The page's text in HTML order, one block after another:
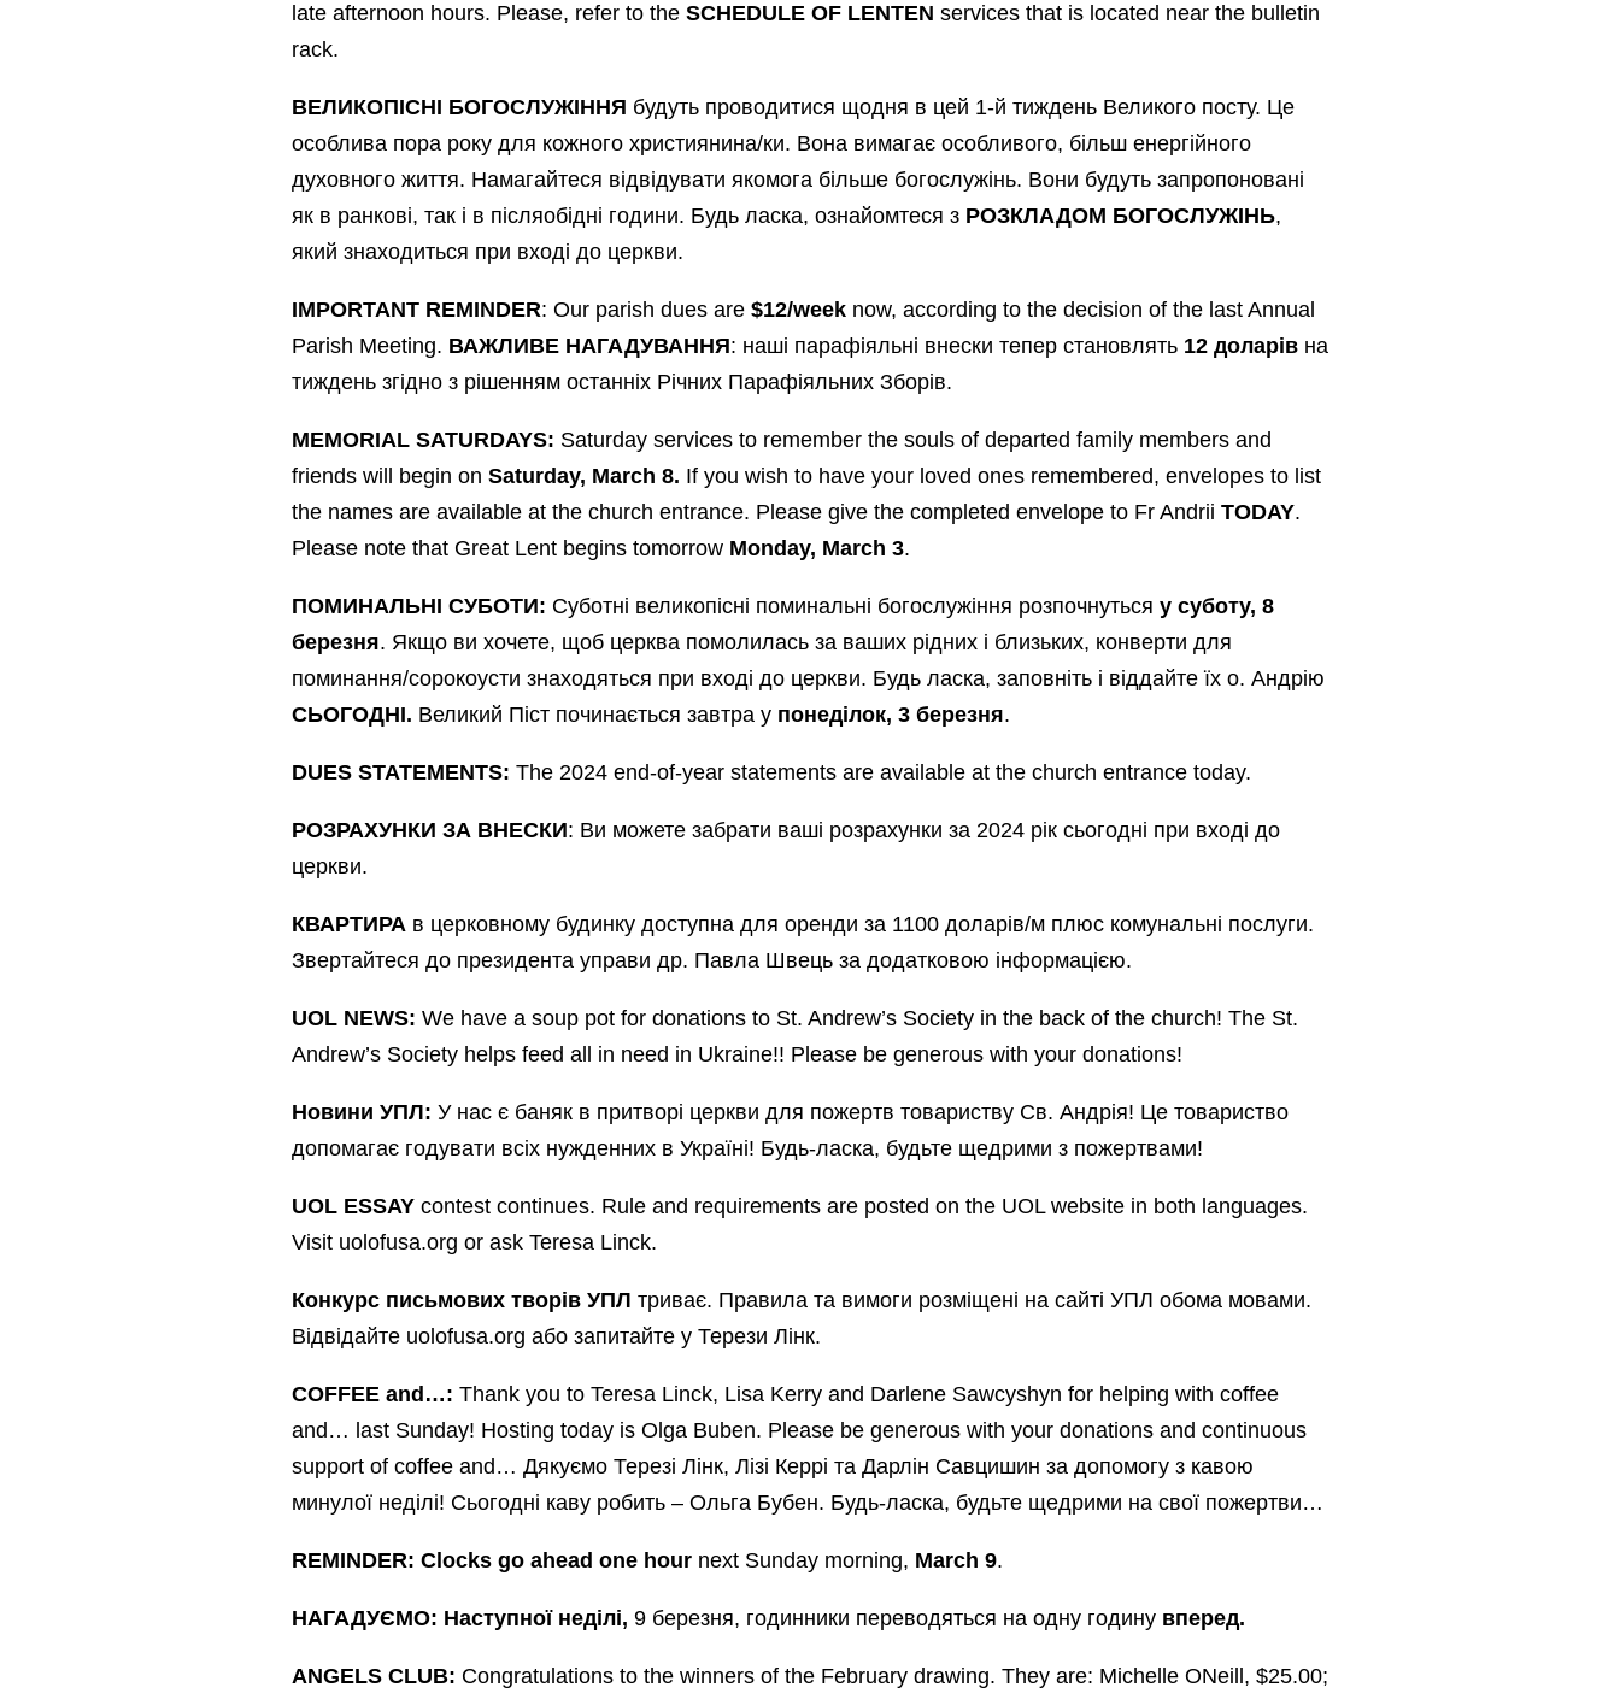
late afternoon hours. Please, refer to the SCHEDULE OF LENTEN services that is located near the bulletin
rack.
ВЕЛИКОПІСНІ БОГОСЛУЖІННЯ будуть проводитися щодня в цей 1-й тиждень Великого посту. Це
особлива пора року для кожного християнина/ки. Вона вимагає особливого, більш енергійного
духовного життя. Намагайтеся відвідувати якомога більше богослужінь. Вони будуть запропоновані
як в ранкові, так і в післяобідні години. Будь ласка, ознайомтеся з РОЗКЛАДОМ БОГОСЛУЖІНЬ,
який знаходиться при вході до церкви.
IMPORTANT REMINDER: Our parish dues are $12/week now, according to the decision of the last Annual
Parish Meeting. ВАЖЛИВЕ НАГАДУВАННЯ: наші парафіяльні внески тепер становлять 12 доларівна
тиждень згідно з рішенням останніх Pічних Парафіяльних Зборів.
MEMORIAL SATURDAYS: Saturday services to remember the souls of departed family members and
friends will begin on Saturday, March 8. If you wish to have your loved ones remembered, envelopes to list
the names are available at the church entrance. Please give the completed envelope to Fr Andrii TODAY.
Please note that Great Lent begins tomorrow Monday, March 3.
ПОМИНАЛЬНІ СУБОТИ: Суботні великопісні поминальні богослужіння розпочнуться у суботу, 8
березня. Якщо ви хочете, щоб церква помолилась за ваших рідних і близьких, конверти для
поминання/сорокоусти знаходяться при вході до церкви. Будь ласка, заповніть і віддайте їх о. Андрію
СЬОГОДНІ. Великий Піст починається завтра y понеділoк, 3 березня.
DUES STATEMENTS: The 2024 end-of-year statements are available at the church entrance today.
РОЗРАХУНКИ ЗА ВНЕСКИ: Ви можете забрати ваші розрахунки за 2024 рік сьогодні при вході до
церкви.
КВАРТИРА в церковному будинку доступна для оренди за 1100 доларів/м плюс комунальні послуги.
Звертайтеся до президента управи др. Павла Швець за додатковою інформацією.
UOL NEWS: We have a soup pot for donations to St. Andrew’s Society in the back of the church! The St.
Andrew’s Society helps feed all in need in Ukraine!! Please be generous with your donations!
Новини УПЛ: У нас є баняк в притворі церкви для пожертв товариству Св. Андрія! Це товариство
допомагає годувати всіх нужденних в Україні! Будь-ласка, будьте щедрими з пожертвами!
UOL ESSAY contest continues. Rule and requirements are posted on the UOL website in both languages.
Visit uolofusa.org or ask Teresa Linck.
Конкурс письмових творів УПЛ триває. Правила та вимоги розміщені на сайті УПЛ обома мовами.
Відвідайте uolofusa.org або запитайте у Терези Лінк.
COFFEE and…: Thank you to Teresa Linck, Lisa Kerry and Darlene Sawcyshyn for helping with coffee
and… last Sunday! Hosting today is Olga Buben. Please be generous with your donations and continuous
support of coffee and… Дякуємо Терезі Лінк, Лізі Керрі та Дарлін Савцишин за допомогу з кавою
минулої неділі! Сьогодні каву робить – Ольга Бубен. Будь-ласка, будьте щедрими на свої пожертви…
REMINDER: Clocks go ahead one hournext Sunday morning, March 9.
НАГАДУЄМО: Наступної неділi, 9 березня, годинники переводяться на одну годину вперед.
ANGELS CLUB: Congratulations to the winners of the February drawing. They are: Michelle ONeill, $25.00;